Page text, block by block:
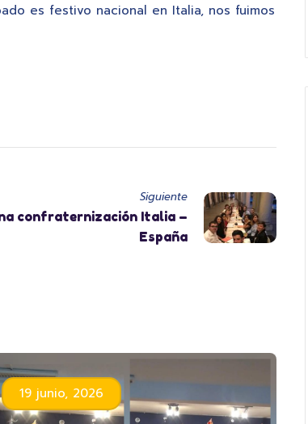
es festivo nacional en Italia, nos fuimos
Siguiente
confraternización Italia –
España
19 junio, 2026